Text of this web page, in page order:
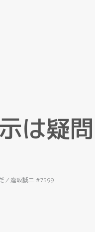
示は疑問
／逢坂誠二 #7599